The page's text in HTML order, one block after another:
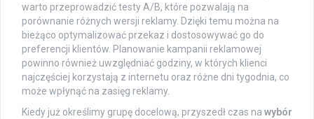
warto przeprowadzić testy A/B, które pozwalają na
porównanie różnych wersji reklamy. Dzięki temu można na
bieżąco optymalizować przekaz i dostosowywać go do
preferencji klientów. Planowanie kampanii reklamowej
powinno również uwzględniać godziny, w których klienci
najczęściej korzystają z internetu oraz różne dni tygodnia, co
może wpłynąć na zasięg reklamy.
Kiedy już określimy grupę docelową, przyszedł czas na wybór